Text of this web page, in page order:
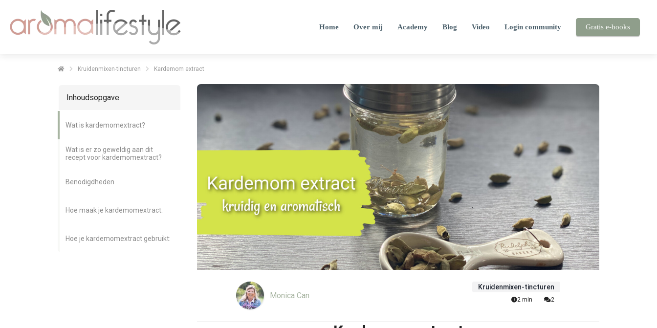
Home Over mij Academy Blog Video Login community Gratis e-books
Kruidenmixen-tincturen Kardemom extract
Inhoudsopgave
Wat is kardemomextract?
Wat is er zo geweldig aan dit
recept voor kardemomextract?
Benodigdheden
Hoe maak je kardemomextract:
Hoe je kardemomextract gebruikt:
Monica Can
Kruidenmixen-tincturen
2 min 2